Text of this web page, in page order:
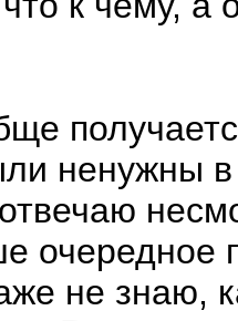
ненужны в
очередное
не знаю,